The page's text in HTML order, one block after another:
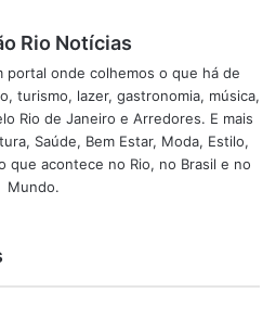
as ações estarão concentradas
regiões da cidade.
distribuídos panfletos
tiram dúvidas e orientam a
de coleta seletiva da
os produtos. O
trabalho e renda aos
Rio Notícias
portal onde colhemos o que há de
turismo, lazer, gastronomia, música,
Rio de Janeiro e Arredores. E mais
Saúde, Bem Estar, Moda, Estilo,
que acontece no Rio, no Brasil e no
Mundo.